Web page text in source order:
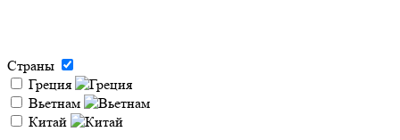
Страны
Греция
Вьетнам
Китай